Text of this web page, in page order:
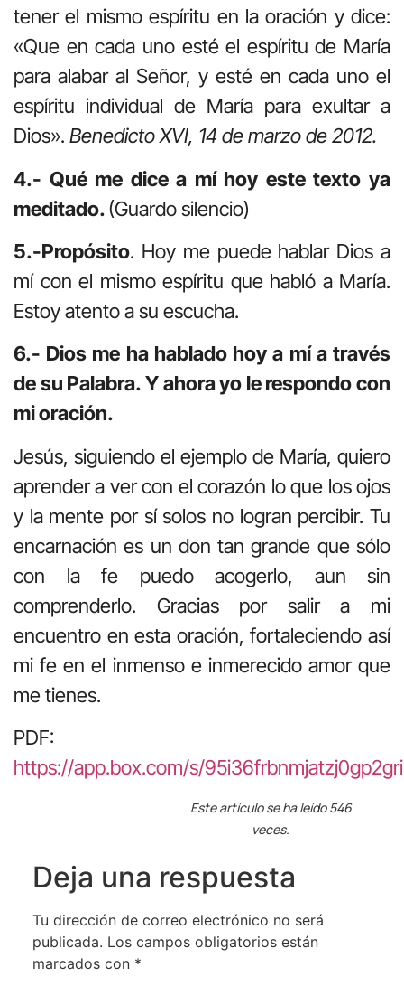
tener el mismo espíritu en la oración y dice:
«Que en cada uno esté el espíritu de María
para alabar al Señor, y esté en cada uno el
espíritu individual de María para exultar a
Dios». Benedicto XVI, 14 de marzo de 2012.
4.- Qué me dice a mí hoy este texto ya
meditado.(Guardo silencio)
5.-Propósito. Hoy me puede hablar Dios a
mí con el mismo espíritu que habló a María.
Estoy atento a su escucha.
6.- Dios me ha hablado hoy a mí a través
de su Palabra. Y ahora yo le respondo con
mi oración.
Jesús, siguiendo el ejemplo de María, quiero
aprender a ver con el corazón lo que los ojos
y la mente por sí solos no logran percibir. Tu
encarnación es un don tan grande que sólo
con la fe puedo acogerlo, aun sin
comprenderlo. Gracias por salir a mi
encuentro en esta oración, fortaleciendo así
mi fe en el inmenso e inmerecido amor que
me tienes.
PDF:
https://app.box.com/s/
Este artículo se ha leído 546
veces.
Deja una respuesta
Tu dirección de correo electrónico no será
publicada. Los campos obligatorios están
marcados con *